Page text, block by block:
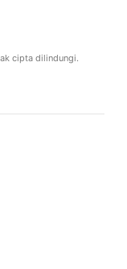
cipta dilindungi.